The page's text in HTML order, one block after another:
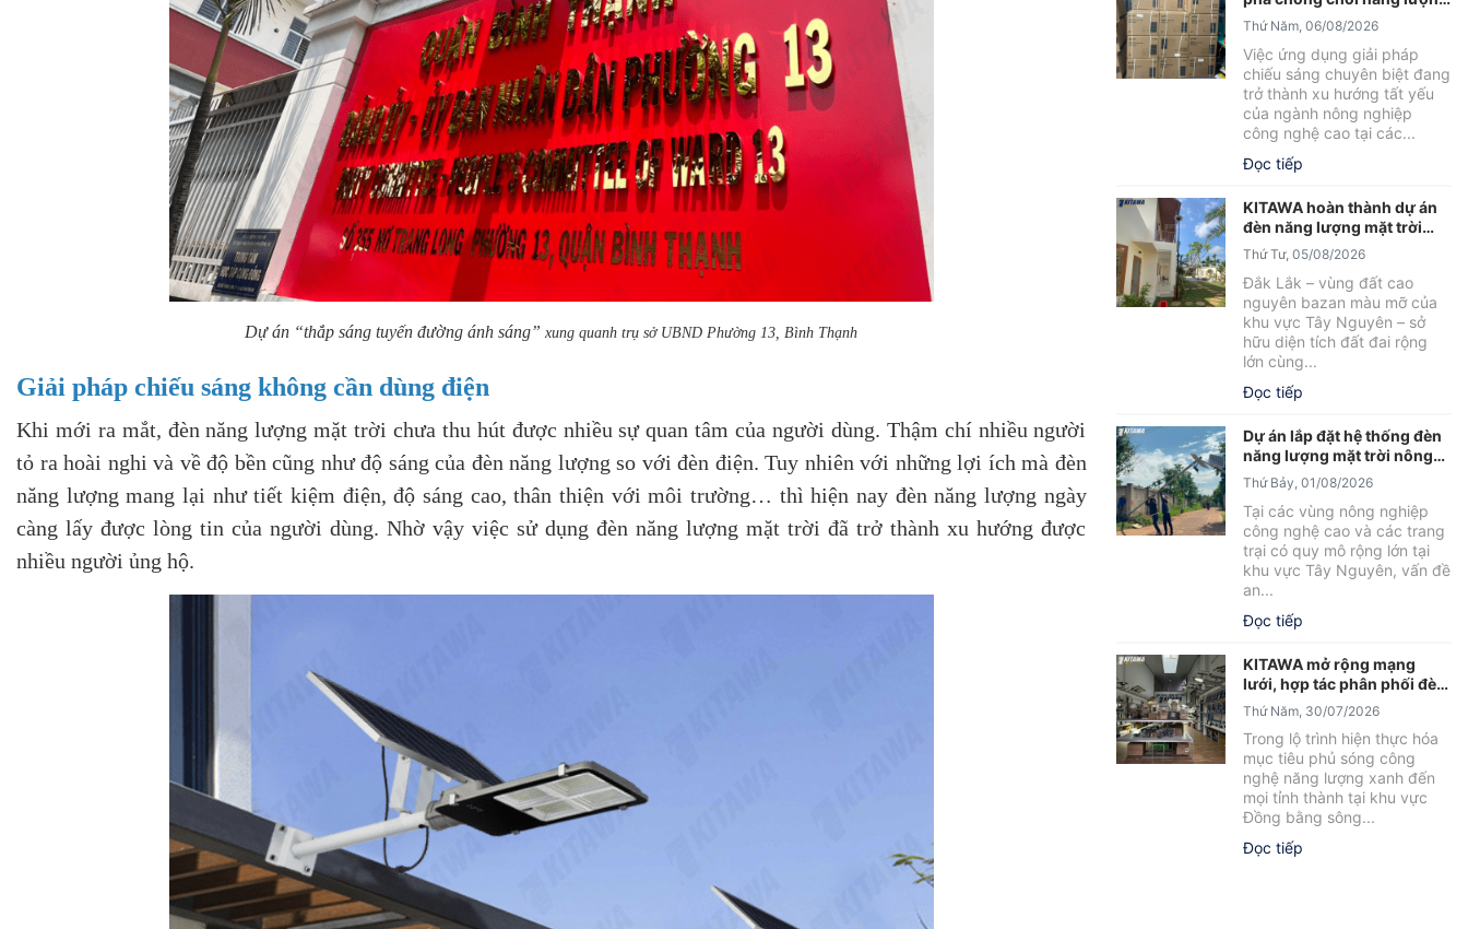
Dự án “thắp sáng tuyến đường ánh sáng” xung quanh trụ sở UBND Phường 13, Bình Thạnh
Giải pháp chiếu sáng không cần dùng điện
Khi mới ra mắt, đèn năng lượng mặt trời chưa thu hút được nhiều sự quan tâm của người dùng. Thậm chí nhiều người
tỏ ra hoài nghi và về độ bền cũng như độ sáng của đèn năng lượng so với đèn điện. Tuy nhiên với những lợi ích mà đèn
năng lượng mang lại như tiết kiệm điện, độ sáng cao, thân thiện với môi trường… thì hiện nay đèn năng lượng ngày
càng lấy được lòng tin của người dùng. Nhờ vậy việc sử dụng đèn năng lượng mặt trời đã trở thành xu hướng được
nhiều người ủng hộ.
mặt trời cho trại tôm Bạc
Thứ Năm, 06/08/2026
Việc ứng dụng giải pháp
chiếu sáng chuyên biệt đang
trở thành xu hướng tất yếu
của ngành nông nghiệp
công nghệ cao tại các...
Đọc tiếp
KITAWA hoàn thành dự án
đèn năng lượng mặt trời
sân vườn UFO 600W tại
Đắk Lắk
Thứ Tư, 05/08/2026
Đắk Lắk – vùng đất cao
nguyên bazan màu mỡ của
khu vực Tây Nguyên – sở
hữu diện tích đất đai rộng
lớn cùng...
Đọc tiếp
Dự án lắp đặt hệ thống đèn
năng lượng mặt trời nông
trại tại Đắk Lắk
Thứ Bảy, 01/08/2026
Tại các vùng nông nghiệp
công nghệ cao và các trang
trại có quy mô rộng lớn tại
khu vực Tây Nguyên, vấn đề
an...
Đọc tiếp
KITAWA mở rộng mạng
lưới, hợp tác phân phối đèn
năng lượng mặt trời tại Sóc
Thứ Năm, 30/07/2026
Trong lộ trình hiện thực hóa
mục tiêu phủ sóng công
nghệ năng lượng xanh đến
mọi tỉnh thành tại khu vực
Đồng bằng sông...
Đọc tiếp